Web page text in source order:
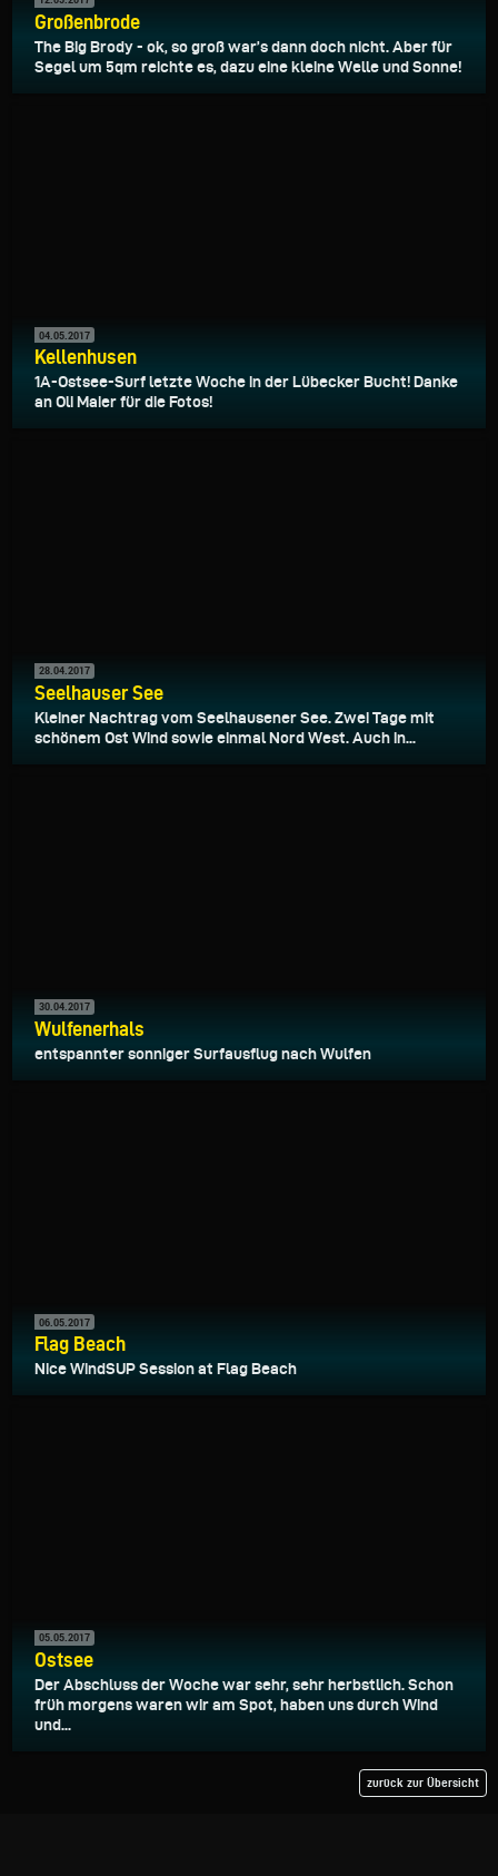
Großenbrode
The Big Brody - ok, so groß war’s dann doch nicht. Aber für
Segel um 5qm reichte es, dazu eine kleine Welle und Sonne!
04.05.2017
Kellenhusen
1A-Ostsee-Surf letzte Woche in der Lübecker Bucht! Danke
an Oli Maier für die Fotos!
28.04.2017
Seelhauser See
Kleiner Nachtrag vom Seelhausener See. Zwei Tage mit
schönem Ost Wind sowie einmal Nord West. Auch in...
30.04.2017
Wulfenerhals
entspannter sonniger Surfausflug nach Wulfen
06.05.2017
Flag Beach
Nice WindSUP Session at Flag Beach
05.05.2017
Ostsee
Der Abschluss der Woche war sehr, sehr herbstlich. Schon
früh morgens waren wir am Spot, haben uns durch Wind
und...
zurück zur Übersicht